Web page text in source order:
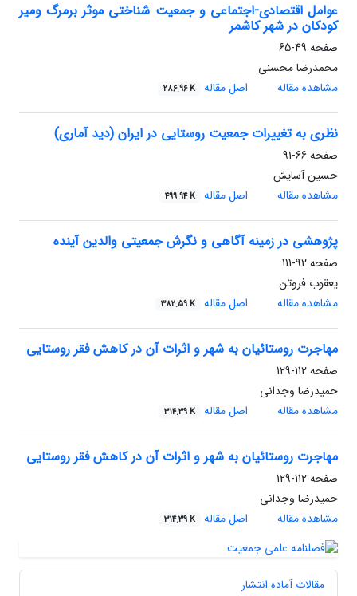
عوامل اقتصادی-اجتماعی و جمعیت شناختی موثر برمرگ ومیر
کودکان در شهر کاشمر
صفحه 49-65
محمدرضا محسنی
مشاهده مقاله
اصل مقاله 286.96 K
نظری به تغییرات جمعیت روستایی در ایران (دید آماری)
صفحه 66-91
حسین آسایش
مشاهده مقاله
اصل مقاله 499.94 K
پژوهشی در زمینه آگاهی و نگرش جمعیتی والدین آینده
صفحه92-111
یعقوب فروتن
مشاهده مقاله
اصل مقاله 382.59 K
مهاجرت روستائیان به شهر و اثرات آن در کاهش فقر روستایی
صفحه112-129
حمیدرضا وجدانی
مشاهده مقاله
اصل مقاله 314.39 K
مهاجرت روستائیان به شهر و اثرات آن در کاهش فقر روستایی
صفحه112-129
حمیدرضا وجدانی
مشاهده مقاله
اصل مقاله 314.39 K
مقالات آماده انتشار